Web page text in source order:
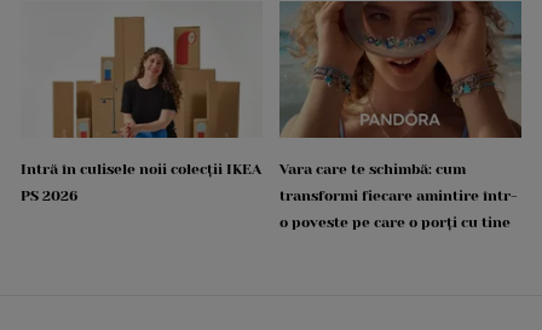
Intră în culisele noii colecții IKEA
PS 2026
Vara care te schimbă: cum
transformi fiecare amintire într-
o poveste pe care o porți cu tine